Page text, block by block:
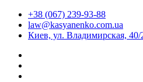
+38 (067) 239-93-88
law@kasyanenko.com.ua
Киев, ул. Владимирская,